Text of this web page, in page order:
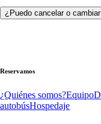
¿Puedo cancelar o
Reservamos
¿Quiénes somos?Equipo
autobúsHospedaje